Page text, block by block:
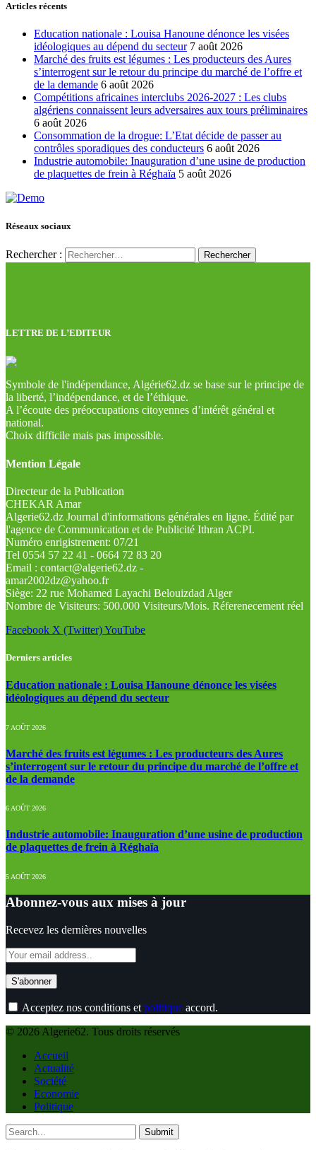
Articles récents
Education nationale : Louisa Hanoune dénonce les visées
idéologiques au dépend du secteur 7 août 2026
Marché des fruits est légumes : Les producteurs des Aures
s’interrogent sur le retour du principe du marché de l’offre et
de la demande 6 août 2026
Compétitions africaines interclubs 2026-2027 : Les clubs
algériens connaissent leurs adversaires aux tours préliminaires
6 août 2026
Consommation de la drogue: L’Etat décide de passer au
contrôles sporadiques des conducteurs 6 août 2026
Industrie automobile: Inauguration d’une usine de production
de plaquettes de frein à Réghaïa 5 août 2026
Réseaux sociaux
Rechercher :
LETTRE DE L’EDITEUR
Symbole de l'indépendance, Algérie62.dz se base sur le principe de
la liberté, l’indépendance, et de l’éthique.
A l’écoute des préoccupations citoyennes d’intérêt général et
national.
Choix difficile mais pas impossible.
Mention Légale
Directeur de la Publication
CHEKAR Amar
Algerie62.dz Journal d'informations générales en ligne. Édité par
l'agence de Communication et de Publicité Ithran ACPI.
Numéro enrigistrement: 07/21
Tel 0554 57 22 41 - 0664 72 83 20
Email : contact@algerie62.dz -
amar2002dz@yahoo.fr
Siège: 22 rue Mohamed Layachi Belouizdad Alger
Nombre de Visiteurs: 500.000 Visiteurs/Mois. Réferenecement réel
Facebook X (Twitter)YouTube
Derniers articles
Education nationale : Louisa Hanoune dénonce les visées
idéologiques au dépend du secteur
7 AOÛT 2026
Marché des fruits est légumes : Les producteurs des Aures
s’interrogent sur le retour du principe du marché de l’offre et
de la demande
6 AOÛT 2026
Industrie automobile: Inauguration d’une usine de production
de plaquettes de frein à Réghaïa
5 AOÛT 2026
Abonnez-vous aux mises à jour
Recevez les dernières nouvelles
Acceptez nos conditions et politique accord.
© 2026 Algerie62. Tous droits réservés
Accueil
Actualité
Société
Economie
Politique
Submit